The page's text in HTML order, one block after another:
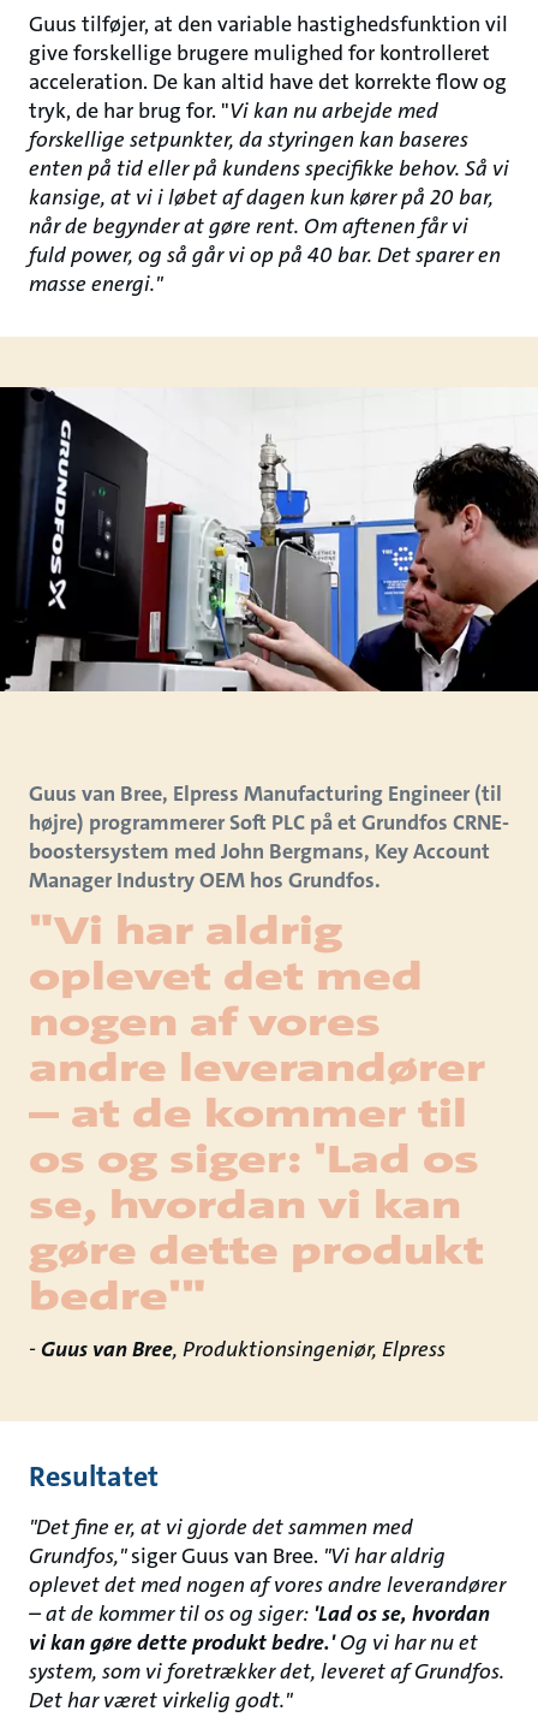
Guus tilføjer, at den variable hastighedsfunktion vil
give forskellige brugere mulighed for kontrolleret
acceleration. De kan altid have det korrekte flow og
tryk, de har brug for. "Vi kan nu arbejde med
forskellige setpunkter, da styringen kan baseres
enten på tid eller på kundens specifikke behov. Så vi
kansige, at vi i løbet af dagen kun kører på 20 bar,
når de begynder at gøre rent. Om aftenen får vi
fuld power, og så går vi op på 40 bar. Det sparer en
masse energi."
Guus van Bree, Elpress Manufacturing Engineer (til
højre) programmerer Soft PLC på et Grundfos CRNE-
boostersystem med John Bergmans, Key Account
Manager Industry OEM hos Grundfos.
"Vi har aldrig
oplevet det med
nogen af vores
andre leverandører
– at de kommer til
os og siger: 'Lad os
se, hvordan vi kan
gøre dette produkt
bedre'"
-Guus van Bree, Produktionsingeniør, Elpress
Resultatet
"Det fine er, at vi gjorde det sammen med
Grundfos,"siger Guus van Bree. "Vi har aldrig
oplevet det med nogen af vores andre leverandører
– at de kommer til os og siger: 'Lad os se, hvordan
vi kan gøre dette produkt bedre.'Og vi har nu et
system, som vi foretrækker det, leveret af Grundfos.
Det har været virkelig godt."